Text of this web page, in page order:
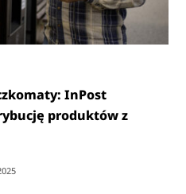
InPost
produktów z